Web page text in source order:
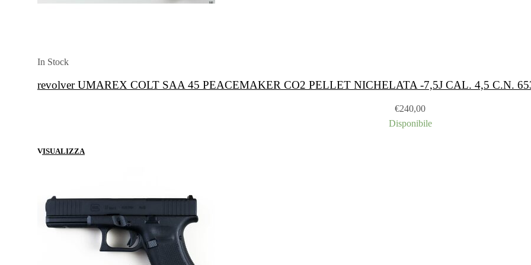
In Stock
revolver UMAREX COLT SAA 45 PEACEMAKER CO2 PELLET NICHELATA -7,5J CAL. 4,5 C.N.
€240,00
Disponibile
VISUALIZZA